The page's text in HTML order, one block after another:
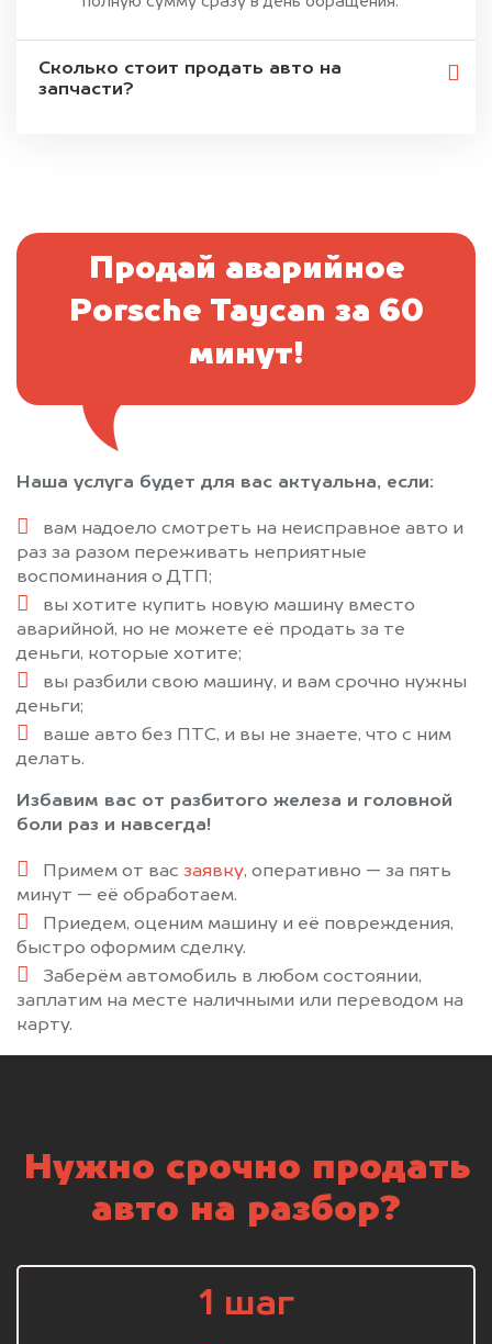
Сколько стоит продать авто на
запчасти?
Продай аварийное
Porsche Taycan за 60
минут!
Наша услуга будет для вас актуальна, если:
вам надоело смотреть на неисправное авто и
раз за разом переживать неприятные
воспоминания о ДТП;
вы хотите купить новую машину вместо
аварийной, но не можете её продать за те
деньги, которые хотите;
вы разбили свою машину, и вам срочно нужны
деньги;
ваше авто без ПТС, и вы не знаете, что с ним
делать.
Избавим вас от разбитого железа и головной
боли раз и навсегда!
Примем от вас заявку, оперативно — за пять
минут — её обработаем.
Приедем, оценим машину и её повреждения,
быстро оформим сделку.
Заберём автомобиль в любом состоянии,
заплатим на месте наличными или переводом на
карту.
Нужно срочно продать
авто на разбор?
1 шаг